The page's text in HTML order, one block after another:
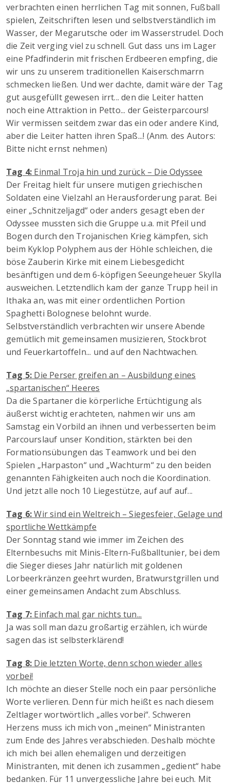
verbrachten einen herrlichen Tag mit sonnen, Fußball
spielen, Zeitschriften lesen und selbstverständlich im
Wasser, der Megarutsche oder im Wasserstrudel. Doch
die Zeit verging viel zu schnell. Gut dass uns im Lager
eine Pfadfinderin mit frischen Erdbeeren empfing, die
wir uns zu unserem traditionellen Kaiserschmarrn
schmecken ließen. Und wer dachte, damit wäre der Tag
gut ausgefüllt gewesen irrt... den die Leiter hatten
noch eine Attraktion in Petto... der Geisterparcours!
Wir vermissen seitdem zwar das ein oder andere Kind,
aber die Leiter hatten ihren Spaß...! (Anm. des Autors:
Bitte nicht ernst nehmen)
Tag 4: Einmal Troja hin und zurück – Die Odyssee
Der Freitag hielt für unsere mutigen griechischen
Soldaten eine Vielzahl an Herausforderung parat. Bei
einer „Schnitzeljagd“ oder anders gesagt eben der
Odyssee mussten sich die Gruppe u.a. mit Pfeil und
Bogen durch den Trojanischen Krieg kämpfen, sich
beim Kyklop Polyphem aus der Höhle schleichen, die
böse Zauberin Kirke mit einem Liebesgedicht
besänftigen und dem 6-köpfigen Seeungeheuer Skylla
ausweichen. Letztendlich kam der ganze Trupp heil in
Ithaka an, was mit einer ordentlichen Portion
Spaghetti Bolognese belohnt wurde.
Selbstverständlich verbrachten wir unsere Abende
gemütlich mit gemeinsamen musizieren, Stockbrot
und Feuerkartoffeln... und auf den Nachtwachen.
Tag 5: Die Perser greifen an – Ausbildung eines
„spartanischen“ Heeres
Da die Spartaner die körperliche Ertüchtigung als
äußerst wichtig erachteten, nahmen wir uns am
Samstag ein Vorbild an ihnen und verbesserten beim
Parcourslauf unser Kondition, stärkten bei den
Formationsübungen das Teamwork und bei den
Spielen „Harpaston“ und „Wachturm“ zu den beiden
genannten Fähigkeiten auch noch die Koordination.
Und jetzt alle noch 10 Liegestütze, auf auf auf...
Tag 6:Wir sind ein Weltreich – Siegesfeier, Gelage und
sportliche Wettkämpfe
Der Sonntag stand wie immer im Zeichen des
Elternbesuchs mit Minis-Eltern-Fußballtunier, bei dem
die Sieger dieses Jahr natürlich mit goldenen
Lorbeerkränzen geehrt wurden, Bratwurstgrillen und
einer gemeinsamen Andacht zum Abschluss.
Tag 7: Einfach mal gar nichts tun...
Ja was soll man dazu großartig erzählen, ich würde
sagen das ist selbsterklärend!
Tag 8: Die letzten Worte, denn schon wieder alles
vorbei!
Ich möchte an dieser Stelle noch ein paar persönliche
Worte verlieren. Denn für mich heißt es nach diesem
Zeltlager wortwörtlich „alles vorbei“. Schweren
Herzens muss ich mich von „meinen“ Ministranten
zum Ende des Jahres verabschieden. Deshalb möchte
ich mich bei allen ehemaligen und derzeitigen
Ministranten, mit denen ich zusammen „gedient“ habe
bedanken. Für 11 unvergessliche Jahre bei euch. Mit